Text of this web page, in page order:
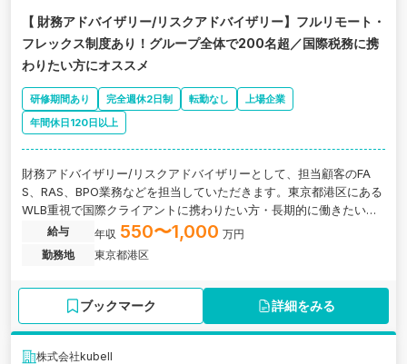
【 財務アドバイザリー/リスクアドバイザリー】フルリモート・
フレックス制度あり！グループ全体で200名超／国際税務に携
わりたい方にオススメ
研修期間あり 完全週休2日制 転勤なし
上場企業
年間休日120日以上
財務アドバイザリー/リスクアドバイザリーとして、担当顧客のFA
S、RAS、BPO業務などを担当していただきます。東京都港区にある
WLB重視で国際クライアントに携わりたい方・長期的に働きたい方
にオススメの税理士法人の求人です。
給与 年収 550〜1,000 万円
勤務地
東京都港区
ブックマーク 詳細をみる
株式会社kubell